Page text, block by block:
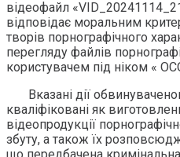
відеофайл
відповідає моральним
творів порнографічного
перегляду файлів
користувачем під ніком «
Вказані дії
кваліфіковані як
відеопродукції
збуту, а також їх